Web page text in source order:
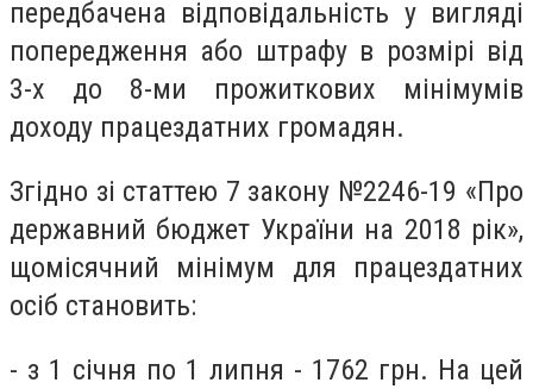
передбачена відповідальність у вигляді
попередження або штрафу в розмірі від
3-х до 8-ми прожиткових мінімумів
доходу працездатних громадян.
Згідно зі статтею 7 закону №2246-19 «Про
державний бюджет України на 2018 рік»,
щомісячний мінімум для працездатних
осіб становить:
- з 1 січня по 1 липня - 1762 грн. На цей